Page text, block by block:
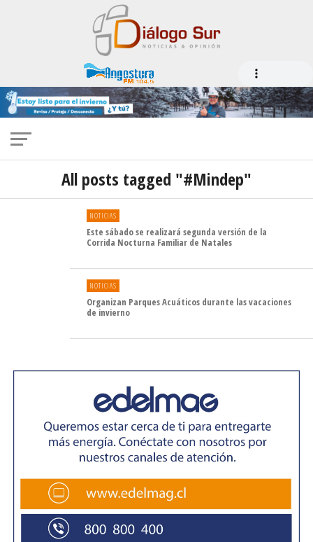
All posts tagged "#Mindep"
NOTICIAS
Este sábado se realizará segunda versión de la
Corrida Nocturna Familiar de Natales
NOTICIAS
Organizan Parques Acuáticos durante las vacaciones
de invierno